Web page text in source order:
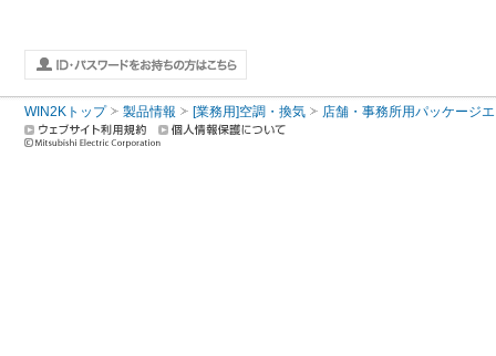
WIN2Kトップ 製品情報 [業務用]空調・換気 店舗・事務所用パッケージ